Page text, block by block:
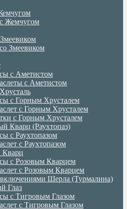
Жемчугом
Змеевиком
с Аметистом
с Аметистом
с Горным Хрусталем
с Горным Хрусталем
с Горным Хрусталем
Кварц (Раухтопаз)
с Раухтопазом
с Раухтопазом
Кварц
с Розовым Кварцем
с Розовым Кварцем
Шерла (Турмалина)
Глаз
с Тигровым Глазом
с Тигровым Глазом